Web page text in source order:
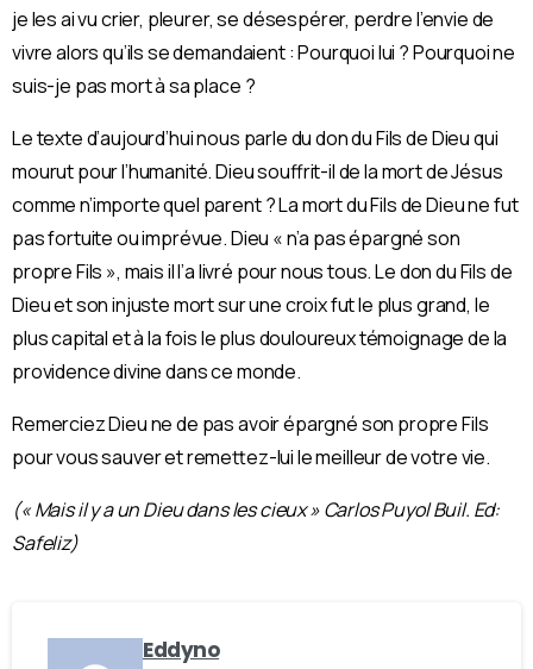
je les ai vu crier, pleurer, se désespérer, perdre l’envie de
vivre alors qu’ils se demandaient : Pourquoi lui ? Pourquoi ne
suis-je pas mort à sa place ?
Le texte d’aujourd’hui nous parle du don du Fils de Dieu qui
mourut pour l’humanité. Dieu souffrit-il de la mort de Jésus
comme n’importe quel parent ? La mort du Fils de Dieu ne fut
pas fortuite ou imprévue. Dieu « n’a pas épargné son
propre Fils », mais il l’a livré pour nous tous. Le don du Fils de
Dieu et son injuste mort sur une croix fut le plus grand, le
plus capital et à la fois le plus douloureux témoignage de la
providence divine dans ce monde.
Remerciez Dieu ne de pas avoir épargné son propre Fils
pour vous sauver et remettez-lui le meilleur de votre vie.
(« Mais il y a un Dieu dans les cieux » Carlos Puyol Buil. Ed:
Safeliz)
Eddyno